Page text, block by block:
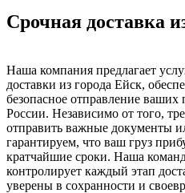
Срочная доставка
Наша компания предлагает
доставки из города Ейск,
безопасное отправление
России. Независимо от того,
отправить важные документы
гарантируем, что ваш груз
кратчайшие сроки. Наша
контролирует каждый этап
уверены в сохранности и